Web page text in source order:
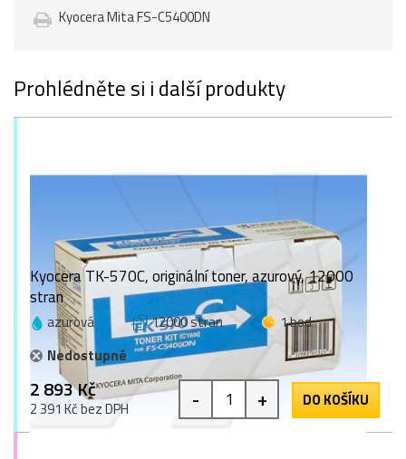
Kyocera Mita FS-C5400DN
Prohlédněte si i další produkty
Kyocera TK-570C, originální toner, azurový, 12000
stran
azurová 12000 stran
1 bod
Nedostupné
2 893 Kč
2 391 Kč bez DPH - + DO KOŠÍKU